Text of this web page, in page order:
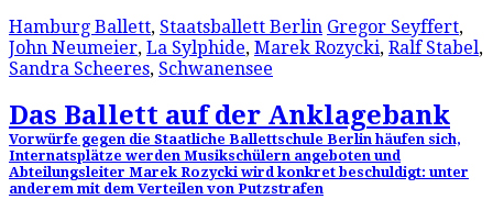
Hamburg Ballett, Staatsballett Berlin Gregor Seyffert,
John Neumeier, La Sylphide, Marek Rozycki, Ralf Stabel,
Sandra Scheeres, Schwanensee
Das Ballett auf der Anklagebank
Vorwürfe gegen die Staatliche Ballettschule Berlin häufen sich,
Internatsplätze werden Musikschülern angeboten und
Abteilungsleiter Marek Rozycki wird konkret beschuldigt: unter
anderem mit dem Verteilen von Putzstrafen